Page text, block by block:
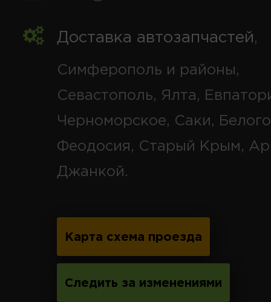
Доставка автозапчастей,
Симферополь и районы,
Севастополь, Ялта,
Черноморское, Саки,
Феодосия, Старый Крым,
Джанкой.
Карта схема проезда
Следить за изменениями